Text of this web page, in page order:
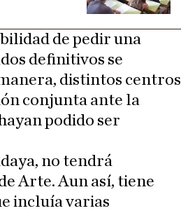
de pedir una
definitivos se
distintos centros
conjunta ante la
podido ser
no tendrá
Arte. Aun así, tiene
incluía varias